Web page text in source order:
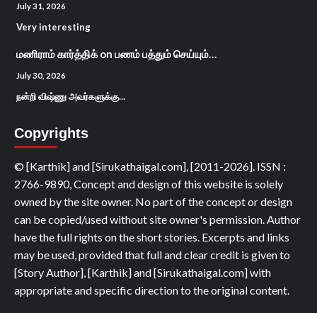
July 31, 2026
Very interesting
மணிராம் கார்த்திக்on பணம் பத்தும் செய்யும்…
July 30, 2026
நன்றி விஷ்ணு அவர்களுக்கு...
Copyrights
© [Karthik] and [Sirukathaigal.com], [2011-2026]. ISSN :
2766-9890, Concept and design of this website is solely
owned by the site owner. No part of the concept or design
can be copied/used without site owner's permission. Author
have the full rights on the short stories. Excerpts and links
may be used, provided that full and clear credit is given to
[Story Author], [Karthik] and [Sirukathaigal.com] with
appropriate and specific direction to the original content.